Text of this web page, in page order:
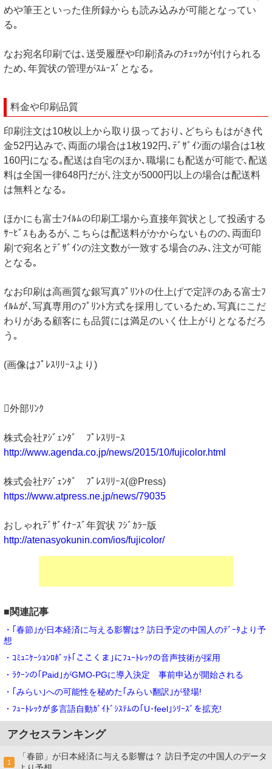
めや筆王といった住所録からも読み込みが可能となってい
る｡
なお宛名印刷では､送受履歴や印刷済みのﾁｪｯｸが付けられる
ため､年賀状の管理がｽﾑｰｽﾞとなる｡
料金や印刷品質
印刷注文は10枚以上から取り扱っており､どちらもはがき代
金52円込みで､両面の場合は1枚192円､ﾃﾞｻﾞｲﾝ面の場合は1枚
160円になる｡配送は自宅のほか､職場にも配送が可能で､配送
料は全国一律648円だが､注文が5000円以上の場合は配送料
は無料となる｡
ほかにも富士ﾌｲﾙﾑの印刷工場から直接年賀状として投函する
ｻｰﾋﾞｽもあるが､こちらは配送料がかからないものの､両面印
刷で宛名とﾃﾞｻﾞｲﾝの注文数が一致する場合のみ､注文が可能
となる｡
なお印刷は高画質な銀写真ﾌﾟﾘﾝﾄの仕上げで定評のある富士ﾌ
ｲﾙﾑが､写真専用のﾌﾟﾘﾝﾄ方式を採用しているため､写真にこだ
わりがある顧客にも品質には満足のいく仕上がりとなるだろ
う｡
(画像はﾌﾟﾚｽﾘﾘｰｽより)
外部ﾘﾝｸ
株式会社ｱｼﾞｪﾝﾀﾞ ﾌﾟﾚｽﾘﾘｰｽ
http://www.agenda.co.jp/news/2015/10/fujicolor.html
株式会社ｱｼﾞｪﾝﾀﾞ ﾌﾟﾚｽﾘﾘｰｽ(@Press)
https://www.atpress.ne.jp/news/79035
おしゃれﾃﾞｻﾞｲﾅｰｽﾞ年賀状 ﾌｼﾞｶﾗｰ版
http://atenasyokunin.com/ios/fujicolor/
■関連記事
・｢春節｣が日本経済に与える影響は? 訪日予定の中国人のﾃﾞｰﾀより予
想
・ｺﾐｭﾆｹｰｼｮﾝﾛﾎﾞｯﾄ｢ここくま｣にﾌｭｰﾄﾚｯｸの音声技術が採用
・ﾗｸｰﾝの｢Paid｣がGMO-PGに導入決定 事前申込が開始される
・｢みらい｣への可能性を秘めた｢みらい翻訳｣が登場!
・ﾌｭｰﾄﾚｯｸが多言語自動ｶﾞｲﾄﾞｼｽﾃﾑの｢U･feel｣ｼﾘｰｽﾞを拡充!
アクセスランキング
1
「春節」が日本経済に与える影響は？ 訪日予定の中国人のデータ